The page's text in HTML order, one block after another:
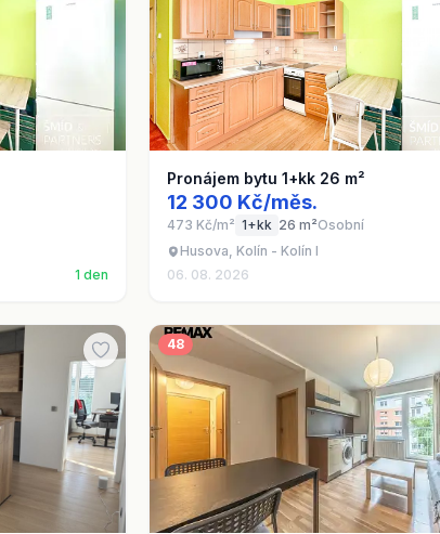
1 den
Pronájem bytu 1+kk 26 m²
12 300 Kč/měs.
473 Kč/m² 1+kk 26 m²Osobní
Husova, Kolín - Kolín I
06. 08. 2026
48